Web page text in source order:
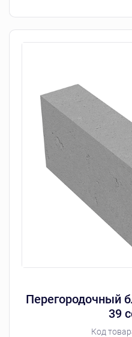
Перегородочный
39
Код